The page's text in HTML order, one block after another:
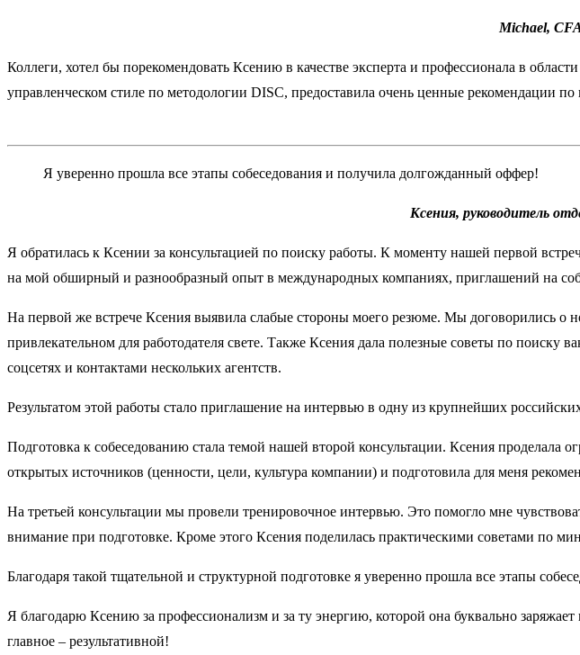
Michael,
Коллеги, хотел бы порекомендовать Ксению в качестве эксперта и профессионала в
управленческом стиле по методологии DISC, предоставила очень ценные рекомендации
Я уверенно прошла все этапы собеседования и получила долгожданный оффер!
Ксения, руководитель
Я обратилась к Ксении за консультацией по поиску работы. К моменту нашей первой
на мой обширный и разнообразный опыт в международных компаниях, приглашений на
На первой же встрече Ксения выявила слабые стороны моего резюме. Мы договорились
привлекательном для работодателя свете. Также Ксения дала полезные советы по поиску
соцсетях и контактами нескольких агентств.
Результатом этой работы стало приглашение на интервью в одну из крупнейших
Подготовка к собеседованию стала темой нашей второй консультации. Ксения
открытых источников (ценности, цели, культура компании) и подготовила для меня
На третьей консультации мы провели тренировочное интервью. Это помогло мне
внимание при подготовке. Кроме этого Ксения поделилась практическими советами по
Благодаря такой тщательной и структурной подготовке я уверенно прошла все этапы
Я благодарю Ксению за профессионализм и за ту энергию, которой она буквально
главное – результативной!